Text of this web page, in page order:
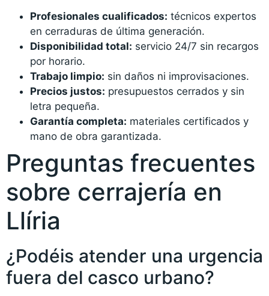
Profesionales cualificados: técnicos expertos
en cerraduras de última generación.
Disponibilidad total: servicio 24/7 sin recargos
por horario.
Trabajo limpio: sin daños ni improvisaciones.
Precios justos: presupuestos cerrados y sin
letra pequeña.
Garantía completa: materiales certificados y
mano de obra garantizada.
Preguntas frecuentes
sobre cerrajería en
Llíria
¿Podéis atender una urgencia
fuera del casco urbano?